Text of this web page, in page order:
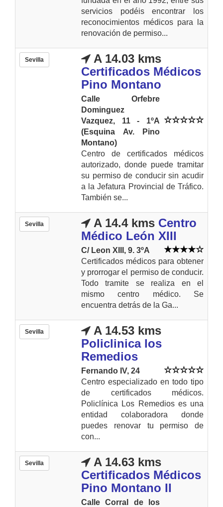
servicios podéis encontrar los
reconocimientos médicos para la
renovación de permiso...
Sevilla
A 14.03 kms
Certificados Médicos
Pino Montano
Calle Orfebre
Dominguez
Vazquez, 11 - 1ºA
(Esquina Av. Pino
Montano)
Centro de certificados médicos
autorizado, donde puede tramitar
su permiso de conducir sin acudir
a la Jefatura Provincial de Tráfico.
También se...
Sevilla A 14.4 kms Centro
Médico León XIII
C/ Leon XIII, 9. 3ºA
Certificados médicos para obtener
y prorrogar el permiso de conducir.
Todo tramite se realiza en el
mismo centro médico. Se
encuentra detrás de la Ga...
Sevilla
A 14.53 kms
Policlinica los
Remedios
Fernando IV, 24
Centro especializado en todo tipo
de certificados médicos.
Policlínica Los Remedios es una
entidad colaboradora donde
puedes renovar tu permiso de
con...
Sevilla
A 14.63 kms
Certificados Médicos
Pino Montano II
Calle Corral de los